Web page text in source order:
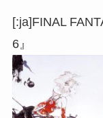
[:ja]FINAL
6』